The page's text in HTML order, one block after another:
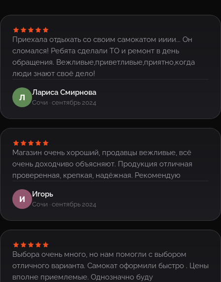
Приехала отдыхать со своим самокатом ииии... Он
сломался! Ребята сделали ТО и ремонт в день
обращения. Вежливые,приветливые,приятно,когда
люди знают своё дело!
Л Лариса Смирнова
Сочи · сентябрь 2024
Магазин очень хороший, продавцы вежливые, всё
очень доходчиво объясняют. Продукция отличная
проверенная, крепкая, надёжная. Рекомендую
И Игорь
Сочи · сентябрь 2024
Выбора очень много, но нам помогли с выбором
отличного варианта. Самокат оформили быстро . Цены
вполне приемлемые. Однозначно буду